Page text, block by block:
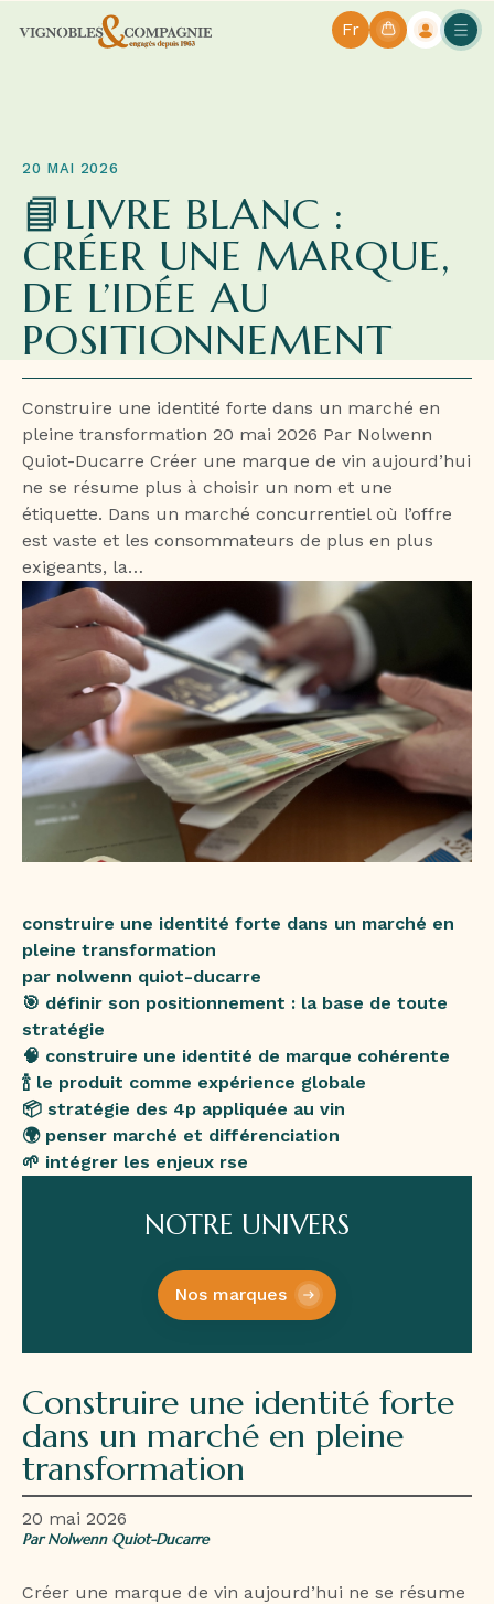
Fr
20 MAI 2026
📘LIVRE BLANC :
CRÉER UNE MARQUE,
DE L’IDÉE AU
POSITIONNEMENT
Construire une identité forte dans un marché en
pleine transformation 20 mai 2026 Par Nolwenn
Quiot-Ducarre Créer une marque de vin aujourd’hui
ne se résume plus à choisir un nom et une
étiquette. Dans un marché concurrentiel où l’offre
est vaste et les consommateurs de plus en plus
exigeants, la…
Construire une identité forte
dans un marché en pleine
transformation
20 mai 2026
Par Nolwenn Quiot-Ducarre
Créer une marque de vin aujourd’hui ne se résume
construire une identité forte dans un marché en
pleine transformation
par nolwenn quiot-ducarre
🎯 définir son positionnement : la base de toute
stratégie
🧠 construire une identité de marque cohérente
🍾 le produit comme expérience globale
📦 stratégie des 4p appliquée au vin
🌍 penser marché et différenciation
🌱 intégrer les enjeux rse
NOTRE UNIVERS
Nos marques